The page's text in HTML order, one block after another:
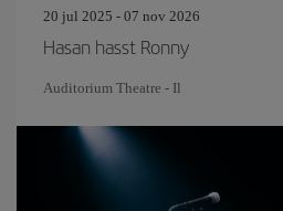
20 jul 2025 - 07 nov 2026
Hasan hasst Ronny
Auditorium Theatre - Il